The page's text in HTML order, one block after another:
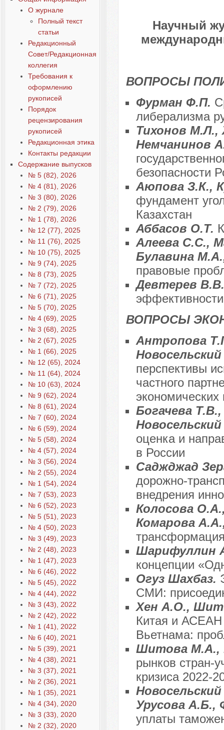
О журнале
Полный текст
статьи
Редакционный
Совет/Редакционная
коллегия
Требования к
оформлению
рукописей
Порядок
рецензирования
рукописей
Редакционная этика
Контакты редакции
Содержание выпусков
№ 5 (82), 2026
№ 4 (81), 2026
№ 3 (80), 2026
№ 2 (79), 2026
№ 1 (78), 2026
№ 12 (77), 2025
№ 11 (76), 2025
№ 10 (75), 2025
№ 9 (74), 2025
№ 8 (73), 2025
№ 7 (72), 2025
№ 6 (71), 2025
№ 5 (70), 2025
№ 4 (69), 2025
№ 3 (68), 2025
№ 2 (67), 2025
№ 1 (66), 2025
№ 12 (65), 2024
№ 11 (64), 2024
№ 10 (63), 2024
№ 9 (62), 2024
№ 8 (61), 2024
№ 7 (60), 2024
№ 6 (59), 2024
№ 5 (58), 2024
№ 4 (57), 2024
№ 3 (56), 2024
№ 2 (55), 2024
№ 1 (54), 2024
№ 7 (53), 2023
№ 6 (52), 2023
№ 5 (51), 2023
№ 4 (50), 2023
№ 3 (49), 2023
№ 2 (48), 2023
№ 1 (47), 2023
№ 6 (46), 2022
№ 5 (45), 2022
№ 4 (44), 2022
№ 3 (43), 2022
№ 2 (42), 2022
№ 1 (41), 2022
№ 6 (40), 2021
№ 5 (39), 2021
№ 4 (38), 2021
№ 3 (37), 2021
№ 2 (36), 2021
№ 1 (35), 2021
№ 4 (34), 2020
№ 3 (33), 2020
№ 2 (32), 2020
Научный
ВОПРОСЫ
Фурман Ф.П.
либерализма
Тихонов
Немчанинов
безопасности
Аюпова З.К.,
фундамент
Казахстан
Аббасов О.Т.
Алеева С.С.,
Булавина
правовые
Девтерев
эффективности
ВОПРОСЫ
Антропова
перспективы
частного
Богачева
оценка и
в России
Саджджад
дорожно-
внедрения
Колосова
Комарова
Шарифуллин
концепции
Огуз Шахбаз.
СМИ:
Хен А.О.,
Китая и
Вьетнама:
Шитова М.А.,
рынков стран-
кризиса 2022-
Урусова
уплаты